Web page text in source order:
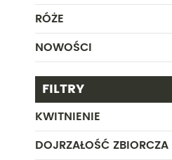
RÓŻE
NOWOŚCI
FILTRY
KWITNIENIE
LUTY
DOJRZAŁOŚĆ ZBIORCZA